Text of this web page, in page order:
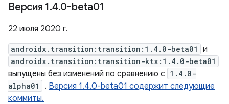
Версия 1.4.0-beta01
22 июля 2020 г.
androidx.transition:transition:1.4.0-beta01 и
androidx.transition:transition-ktx:1.4.0-beta01
выпущены без изменений по сравнению с 1.4.0-
alpha01
. Версия 1.4.0-beta01 содержит следующие
коммиты.